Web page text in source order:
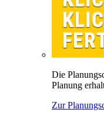
Die
Planung
Zur